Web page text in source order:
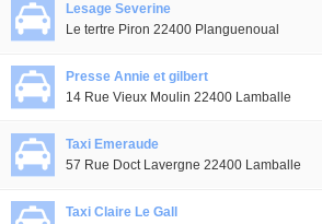
Lesage Severine
Le tertre Piron 22400 Planguenoual
Presse Annie et gilbert
14 Rue Vieux Moulin 22400 Lamballe
Taxi Emeraude
57 Rue Doct Lavergne 22400 Lamballe
Taxi Claire Le Gall